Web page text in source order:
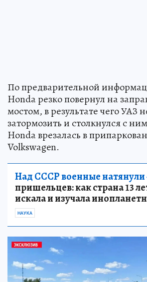
По предварительной
Honda резко повернул на
мостом, в результате чего УАЗ
затормозить и столкнулся с
Honda врезалась в
Volkswagen.
Над СССР военные натянули
пришельцев: как страна 13
искала и изучала
НАУКА